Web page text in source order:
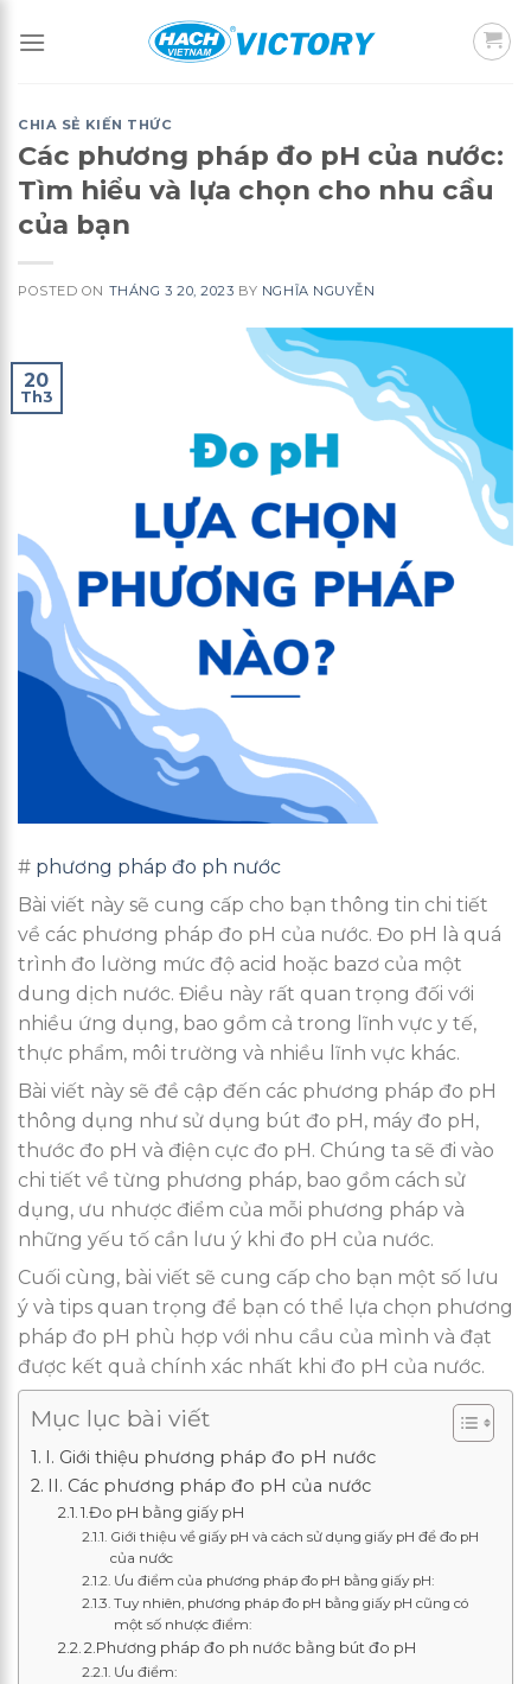
CHIA SẺ KIẾN THỨC
Các phương pháp đo pH của nước:
Tìm hiểu và lựa chọn cho nhu cầu
của bạn
POSTED ON THÁNG 3 20, 2023 BY NGHĨA NGUYỄN
20
Th3
# phương pháp đo ph nước
Bài viết này sẽ cung cấp cho bạn thông tin chi tiết
về các phương pháp đo pH của nước. Đo pH là quá
trình đo lường mức độ acid hoặc bazơ của một
dung dịch nước. Điều này rất quan trọng đối với
nhiều ứng dụng, bao gồm cả trong lĩnh vực y tế,
thực phẩm, môi trường và nhiều lĩnh vực khác.
Bài viết này sẽ đề cập đến các phương pháp đo pH
thông dụng như sử dụng bút đo pH, máy đo pH,
thước đo pH và điện cực đo pH. Chúng ta sẽ đi vào
chi tiết về từng phương pháp, bao gồm cách sử
dụng, ưu nhược điểm của mỗi phương pháp và
những yếu tố cần lưu ý khi đo pH của nước.
Cuối cùng, bài viết sẽ cung cấp cho bạn một số lưu
ý và tips quan trọng để bạn có thể lựa chọn phương
pháp đo pH phù hợp với nhu cầu của mình và đạt
được kết quả chính xác nhất khi đo pH của nước.
Mục lục bài viết
I. Giới thiệu phương pháp đo pH nước
II. Các phương pháp đo pH của nước
1.Đo pH bằng giấy pH
Giới thiệu về giấy pH và cách sử dụng giấy pH để đo pH
của nước
Ưu điểm của phương pháp đo pH bằng giấy pH:
Tuy nhiên, phương pháp đo pH bằng giấy pH cũng có
một số nhược điểm:
2.Phương pháp đo ph nước bằng bút đo pH
Ưu điểm: